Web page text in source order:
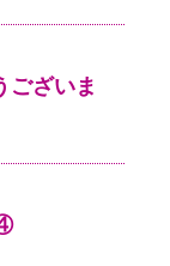
ございま